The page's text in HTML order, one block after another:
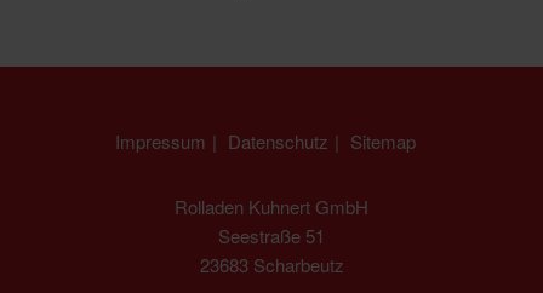
Impressum Datenschutz Sitemap
Rolladen Kuhnert GmbH
Seestraße 51
23683 Scharbeutz